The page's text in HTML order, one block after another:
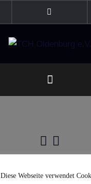
Diese Webseite verwendet